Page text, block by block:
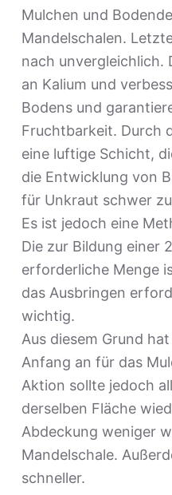
Mulchen und
Mandelschalen.
nach unvergleichlich.
an Kalium und
Bodens und
Fruchtbarkeit. Durch
eine luftige Schicht,
die Entwicklung von
für Unkraut schwer
Es ist jedoch eine
Die zur Bildung einer
erforderliche Menge
das Ausbringen
wichtig.
Aus diesem Grund
Anfang an für das
Aktion sollte jedoch
derselben Fläche
Abdeckung weniger
Mandelschale.
schneller.